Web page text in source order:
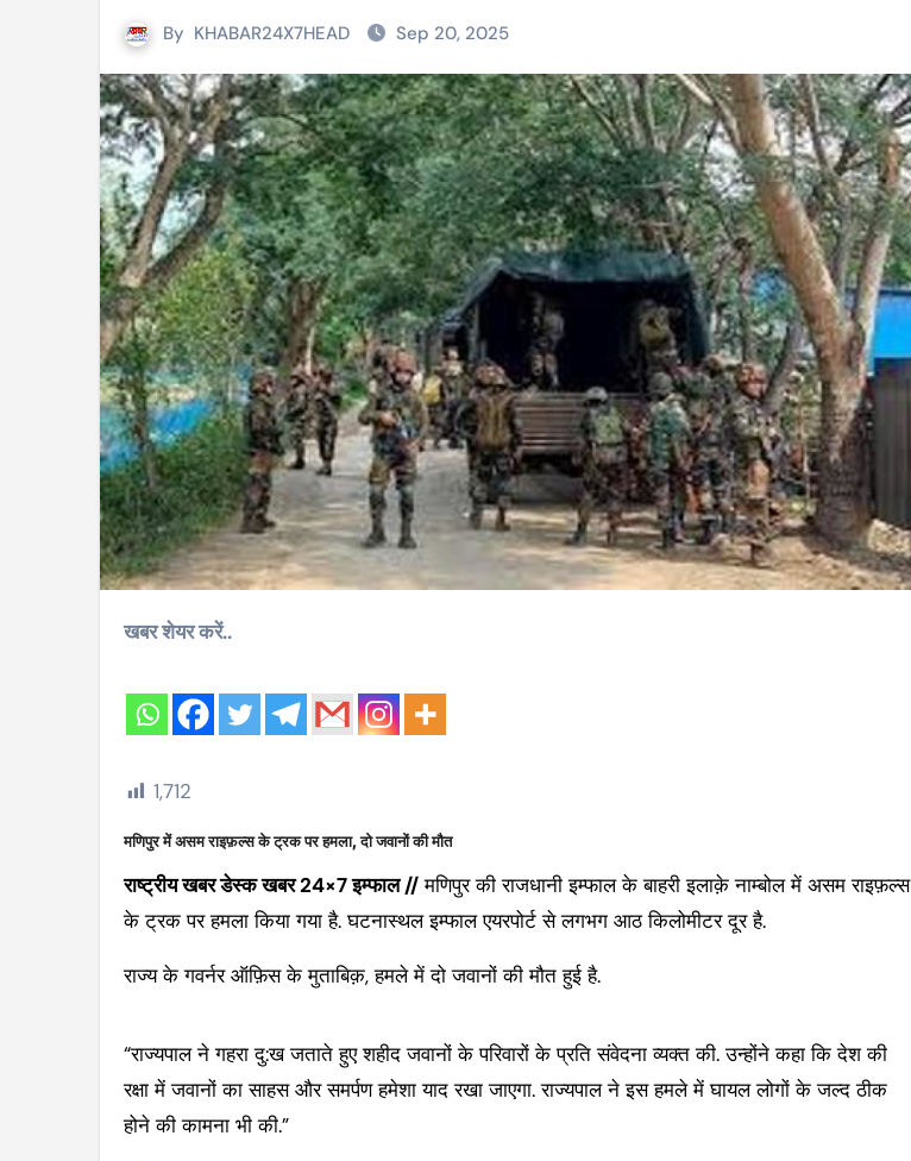
By KHABAR24X7HEAD Sep 20, 2025
खबर शेयर करें..
1,712
मणिपुर में असम राइफ़ल्स के ट्रक पर हमला, दो जवानों की मौत
राष्ट्रीय खबर डेस्क खबर 24×7 इम्फाल //मणिपुर की राजधानी इम्फाल के बाहरी इलाक़े नाम्बोल में असम राइफ़ल्स
के ट्रक पर हमला किया गया है. घटनास्थल इम्फाल एयरपोर्ट से लगभग आठ किलोमीटर दूर है.
राज्य के गवर्नर ऑफ़िस के मुताबिक़, हमले में दो जवानों की मौत हुई है.
“राज्यपाल ने गहरा दु:ख जताते हुए शहीद जवानों के परिवारों के प्रति संवेदना व्यक्त की. उन्होंने कहा कि देश की
रक्षा में जवानों का साहस और समर्पण हमेशा याद रखा जाएगा. राज्यपाल ने इस हमले में घायल लोगों के जल्द ठीक
होने की कामना भी की.”